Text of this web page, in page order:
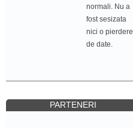
normali. Nu a
fost sesizata
nici o pierdere
de date.
PARTENERI